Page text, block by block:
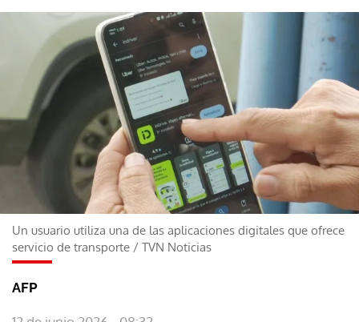
Un usuario utiliza una de las aplicaciones digitales que ofrece
servicio de transporte / TVN Noticias
AFP